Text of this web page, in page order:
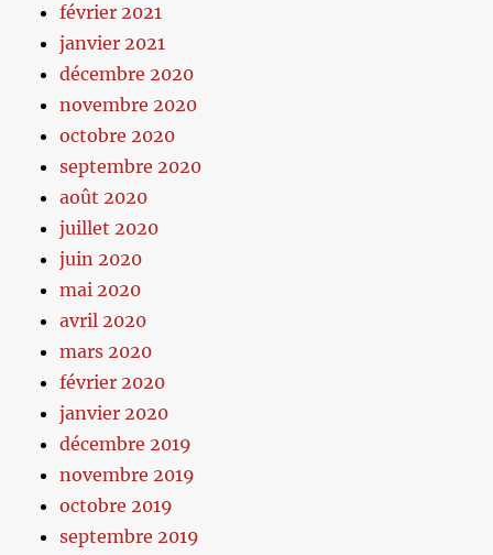
février 2021
janvier 2021
décembre 2020
novembre 2020
octobre 2020
septembre 2020
août 2020
juillet 2020
juin 2020
mai 2020
avril 2020
mars 2020
février 2020
janvier 2020
décembre 2019
novembre 2019
octobre 2019
septembre 2019